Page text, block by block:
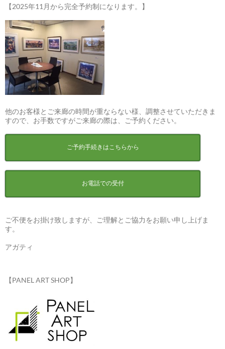
【2025年11月から完全予約制になります。】
他のお客様とご来廊の時間が重ならない様、調整させていただきま
すので、お手数ですがご来廊の際は、ご予約ください。
ご予約手続きはこちらから
お電話での受付
ご不便をお掛け致しますが、ご理解とご協力をお願い申し上げま
す。
アガティ
【PANEL ART SHOP】